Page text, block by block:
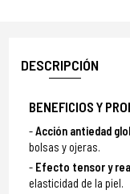
DESCRIPCIÓN
BENEFICIOS Y
Acción antiedad
bolsas y ojeras.
Efecto tensor y
elasticidad de la piel.